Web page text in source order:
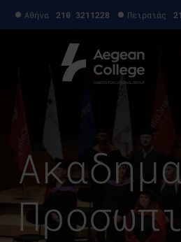
Αθήνα 210 3211228 Πειραιάς